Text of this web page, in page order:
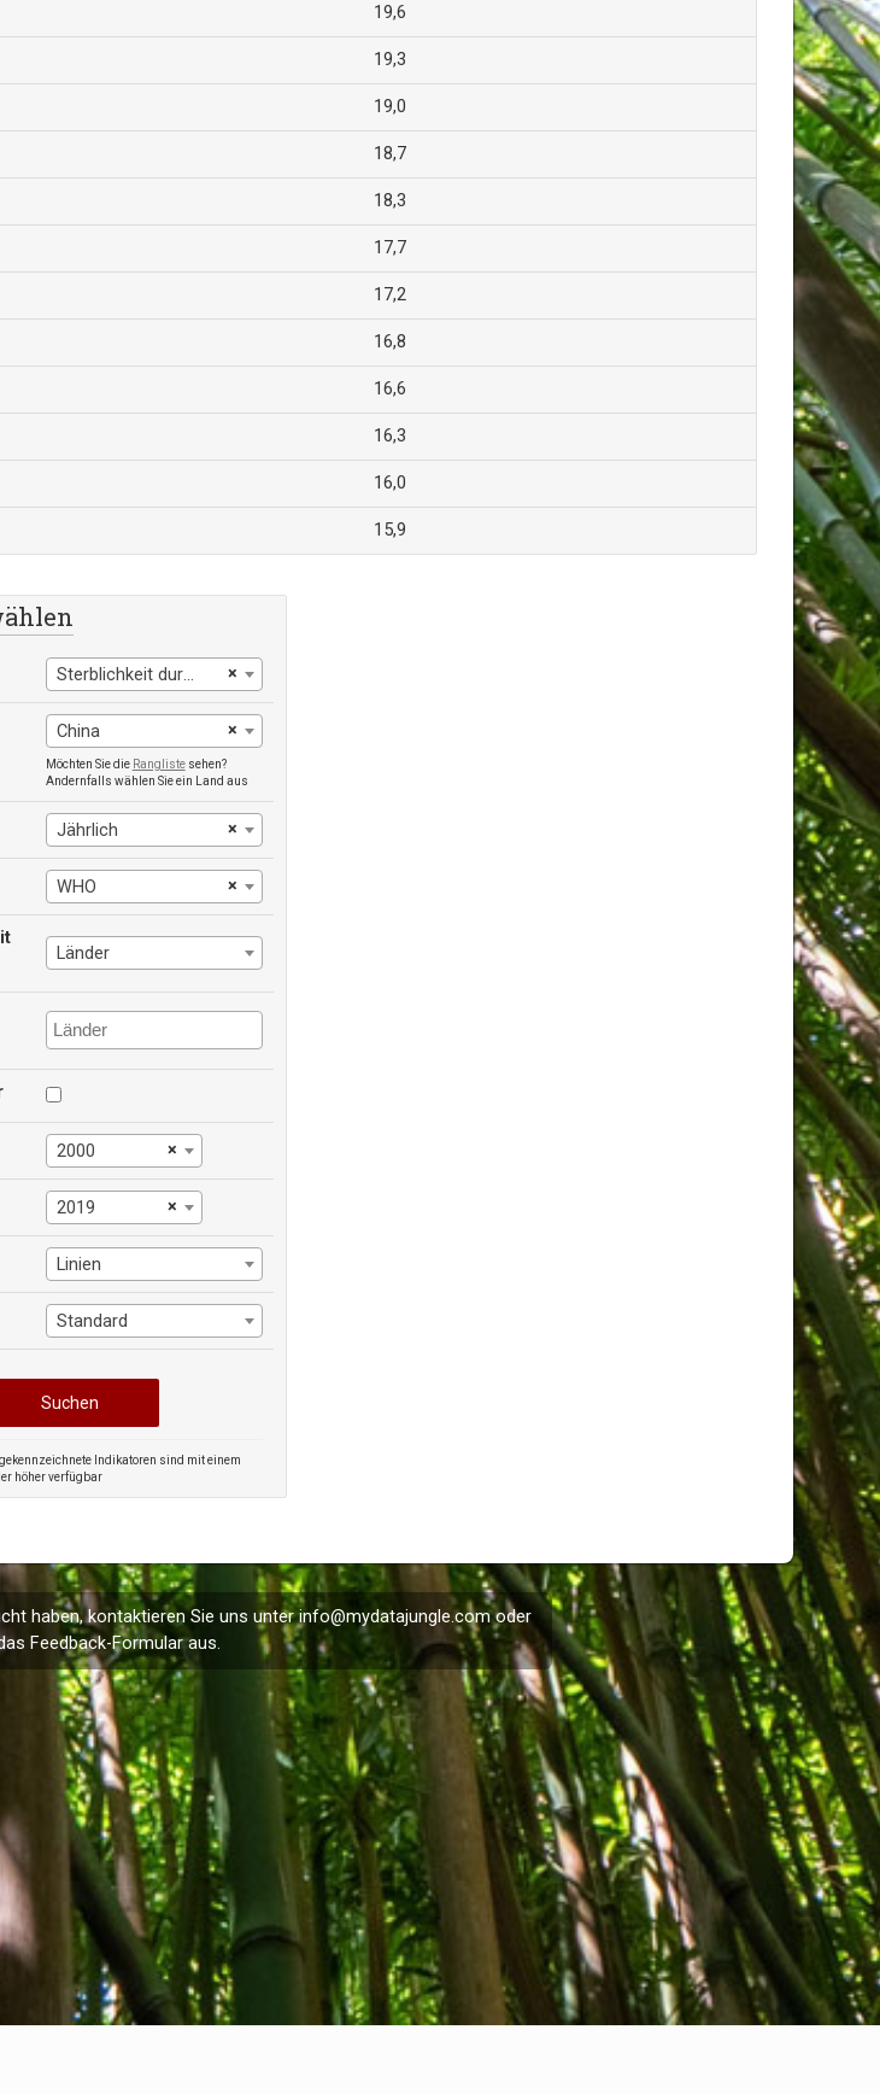
19,6
19,3
19,0
18,7
18,3
17,7
17,2
16,8
16,6
16,3
16,0
15,9
×
Sterblichkeit durch Herz-Kreislauf-Erkrankungen, Krebs, Diabetes oder chronische Atemwegserkrankungen im Alter zwischen genau 30 und 70 Jahren
×
China
Möchten Sie die Ranglistesehen?
Andernfalls wählen Sie ein Land aus
×
Jährlich
×
WHO
Länder
×
2000
×
2019
Linien
Standard
Indikatoren sind mit einem
höher verfügbar
haben, kontaktieren Sie uns unterinfo@mydatajungle.comoder
Feedback-Formular aus.